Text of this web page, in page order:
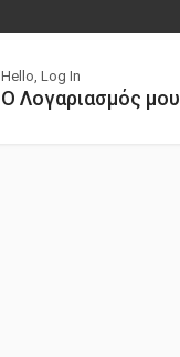
Hello, Log In
Ο Λογαριασμός μου